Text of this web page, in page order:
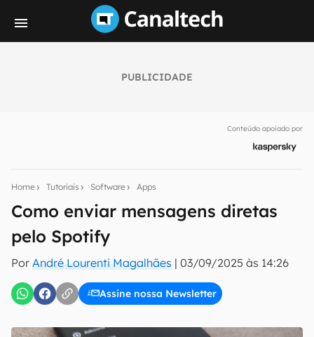
PUBLICIDADE
Conteúdo apoiado por
Home Tutoriais Software Apps
Como enviar mensagens diretas
pelo Spotify
Por André Lourenti Magalhães | 03/09/2025 às 14:26
Assine nossa Newsletter
notícias e reviews sobre tecnologia em primeira
Uso e Política de Privacidade do Canaltech.